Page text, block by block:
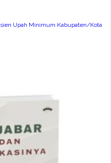
Upah Minimum Kabupaten/Kota